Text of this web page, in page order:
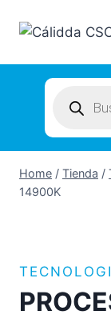
search
Home / Tienda /
14900K